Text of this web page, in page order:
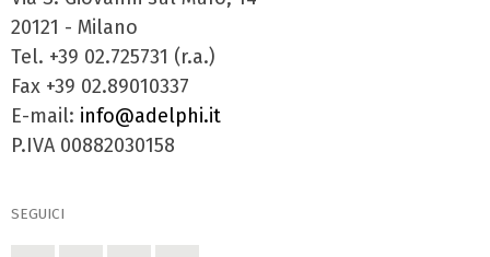
20121 - Milano
Tel. +39 02.725731 (r.a.)
Fax +39 02.89010337
E-mail: info@adelphi.it
P.IVA 00882030158
SEGUICI